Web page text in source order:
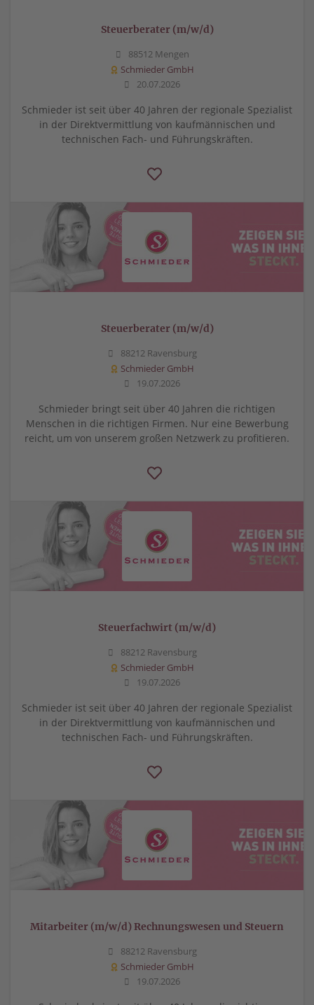
Steuerberater (m/w/d)
88512 Mengen
Schmieder GmbH
20.07.2026
Schmieder ist seit über 40 Jahren der regionale Spezialist
in der Direktvermittlung von kaufmännischen und
technischen Fach- und Führungskräften.
Steuerberater (m/w/d)
88212 Ravensburg
Schmieder GmbH
19.07.2026
Schmieder bringt seit über 40 Jahren die richtigen
Menschen in die richtigen Firmen. Nur eine Bewerbung
reicht, um von unserem großen Netzwerk zu profitieren.
Steuerfachwirt (m/w/d)
88212 Ravensburg
Schmieder GmbH
19.07.2026
Schmieder ist seit über 40 Jahren der regionale Spezialist
in der Direktvermittlung von kaufmännischen und
technischen Fach- und Führungskräften.
Mitarbeiter (m/w/d) Rechnungswesen und Steuern
88212 Ravensburg
Schmieder GmbH
19.07.2026